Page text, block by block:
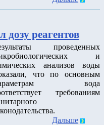
дозу реагентов
проведенных
и
анализов воды
что по основным
вода
требованиям
Дальше